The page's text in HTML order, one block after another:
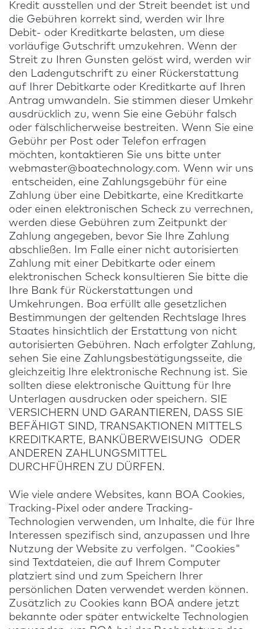
Kredit ausstellen und der Streit beendet ist und
die Gebühren korrekt sind, werden wir Ihre
Debit- oder Kreditkarte belasten, um diese
vorläufige Gutschrift umzukehren. Wenn der
Streit zu Ihren Gunsten gelöst wird, werden wir
den Ladengutschrift zu einer Rückerstattung
auf Ihrer Debitkarte oder Kreditkarte auf Ihren
Antrag umwandeln. Sie stimmen dieser Umkehr
ausdrücklich zu, wenn Sie eine Gebühr falsch
oder fälschlicherweise bestreiten. Wenn Sie eine
Gebühr per Post oder Telefon erfragen
möchten, kontaktieren Sie uns bitte unter
webmaster@boatechnology.com. Wenn wir uns
entscheiden, eine Zahlungsgebühr für eine
Zahlung über eine Debitkarte, eine Kreditkarte
oder einen elektronischen Scheck zu verrechnen,
werden diese Gebühren zum Zeitpunkt der
Zahlung angegeben, bevor Sie Ihre Zahlung
abschließen. Im Falle einer nicht autorisierten
Zahlung mit einer Debitkarte oder einem
elektronischen Scheck konsultieren Sie bitte die
Ihre Bank für Rückerstattungen und
Umkehrungen. Boa erfüllt alle gesetzlichen
Bestimmungen der geltenden Rechtslage Ihres
Staates hinsichtlich der Erstattung von nicht
autorisierten Gebühren. Nach erfolgter Zahlung,
sehen Sie eine Zahlungsbestätigungsseite, die
gleichzeitig Ihre elektronische Rechnung ist. Sie
sollten diese elektronische Quittung für Ihre
Unterlagen ausdrucken oder speichern. SIE
VERSICHERN UND GARANTIEREN, DASS SIE
BEFÄHIGT SIND, TRANSAKTIONEN MITTELS
KREDITKARTE, BANKÜBERWEISUNG ODER
ANDEREN ZAHLUNGSMITTEL
DURCHFÜHREN ZU DÜRFEN.
Wie viele andere Websites, kann BOA Cookies,
Tracking-Pixel oder andere Tracking-
Technologien verwenden, um Inhalte, die für Ihre
Interessen spezifisch sind, anzupassen und Ihre
Nutzung der Website zu verfolgen. "Cookies"
sind Textdateien, die auf Ihrem Computer
platziert sind und zum Speichern Ihrer
persönlichen Daten verwendet werden können.
Zusätzlich zu Cookies kann BOA andere jetzt
bekannte oder später entwickelte Technologien